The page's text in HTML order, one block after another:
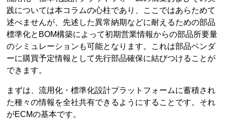
践については本コラムの心柱であり、ここではあらためて
述べませんが、先述した異常納期などに耐えるための部品
標準化とBOM構築によって初期営業情報からの部品所要量
のシミュレーションも可能となります。これは部品ベンダ
ーに購買予定情報として先行部品確保に結びつけることが
できます。
まずは、流用化・標準化設計プラットフォームに蓄積され
た種々の情報を全社共有できるようにすることです。それ
がECMの基本です。